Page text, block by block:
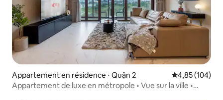
Appartement en résidence ⋅ Quận 2 Évaluation
4,85 (104)
Appartement de luxe en métropole • Vue sur la ville •